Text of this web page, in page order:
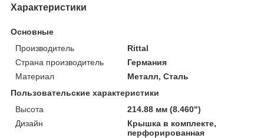
Характеристики
Основные
Производитель
Rittal
Страна производитель
Германия
Материал
Металл, Сталь
Пользовательские характеристики
Высота
214.88 мм (8.460")
Дизайн
Крышка в комплекте,
перфорированная